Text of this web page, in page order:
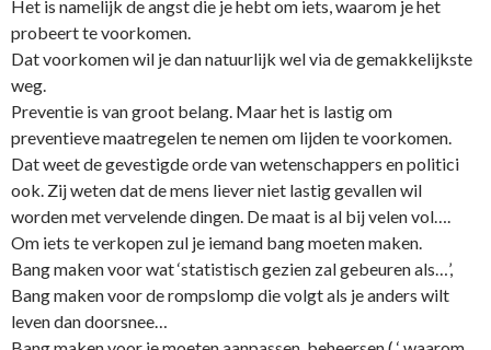
Het is namelijk de angst die je hebt om iets, waarom je het
probeert te voorkomen.
Dat voorkomen wil je dan natuurlijk wel via de gemakkelijkste
weg.
Preventie is van groot belang. Maar het is lastig om
preventieve maatregelen te nemen om lijden te voorkomen.
Dat weet de gevestigde orde van wetenschappers en politici
ook. Zij weten dat de mens liever niet lastig gevallen wil
worden met vervelende dingen. De maat is al bij velen vol….
Om iets te verkopen zul je iemand bang moeten maken.
Bang maken voor wat ‘statistisch gezien zal gebeuren als…’,
Bang maken voor de rompslomp die volgt als je anders wilt
leven dan doorsnee…